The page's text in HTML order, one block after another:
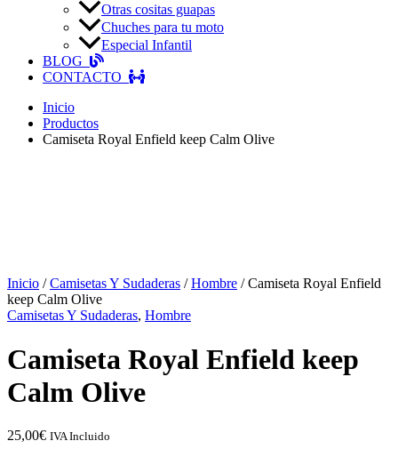
Otras cositas guapas
Chuches para tu moto
Especial Infantil
BLOG
CONTACTO
Inicio
Productos
Camiseta Royal Enfield keep Calm Olive
Inicio /Camisetas Y Sudaderas /Hombre / Camiseta Royal Enfield
keep Calm Olive
Camisetas Y Sudaderas, Hombre
Camiseta Royal Enfield keep
Calm Olive
25,00€ IVA Incluido